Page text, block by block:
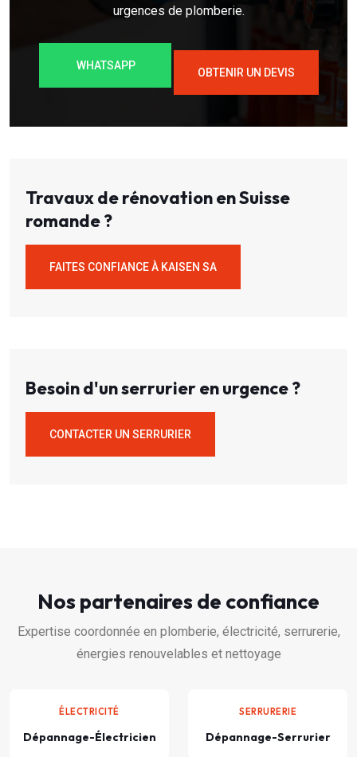
urgences de plomberie.
WHATSAPP
OBTENIR UN DEVIS
Travaux de rénovation en Suisse
romande ?
FAITES CONFIANCE À KAISEN SA
Besoin d'un serrurier en urgence ?
CONTACTER UN SERRURIER
Nos partenaires de confiance
Expertise coordonnée en plomberie, électricité, serrurerie,
énergies renouvelables et nettoyage
ÉLECTRICITÉ
Dépannage-Électricien
SERRURERIE
Dépannage-Serrurier